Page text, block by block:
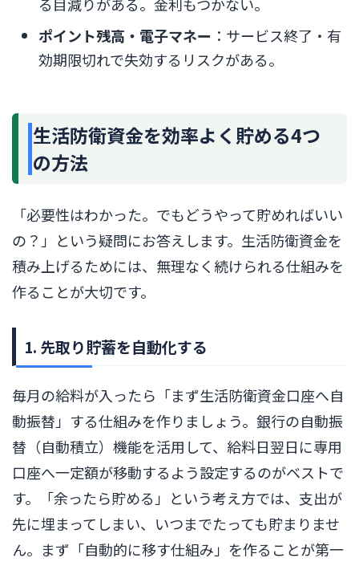
ポイント残高・電子マネー ：サービス終了・有
効期限切れで失効するリスクがある。
生活防衛資金を効率よく貯める4つ
の方法
「必要性はわかった。でもどうやって貯めればいい
の？」という疑問にお答えします。生活防衛資金を
積み上げるためには、無理なく続けられる仕組みを
作ることが大切です。
1. 先取り貯蓄を自動化する
毎月の給料が入ったら「まず生活防衛資金口座へ自
動振替」する仕組みを作りましょう。銀行の自動振
替（自動積立）機能を活用して、給料日翌日に専用
口座へ一定額が移動するよう設定するのがベストで
す。「余ったら貯める」という考え方では、支出が
先に埋まってしまい、いつまでたっても貯まりませ
ん。まず「自動的に移す仕組み」を作ることが第一